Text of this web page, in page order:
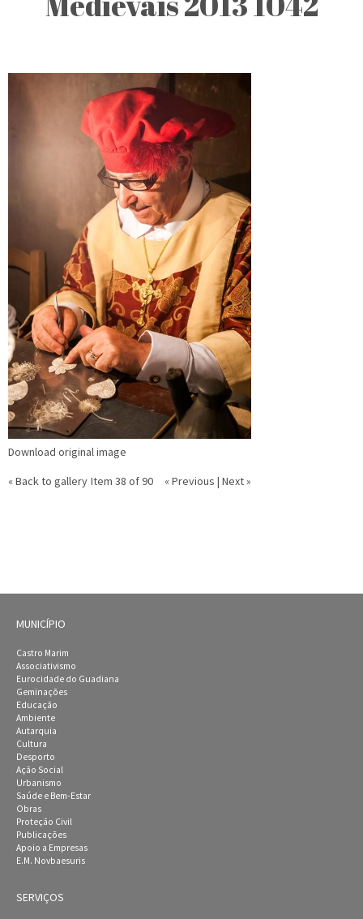
Download original image
« Back to gallery Item 38 of 90 « Previous | Next »
MUNICÍPIO
Castro Marim
Associativismo
Eurocidade do Guadiana
Geminações
Educação
Ambiente
Autarquia
Cultura
Desporto
Ação Social
Urbanismo
Saúde e Bem-Estar
Obras
Proteção Civil
Publicações
Apoio a Empresas
E.M. Novbaesuris
SERVIÇOS